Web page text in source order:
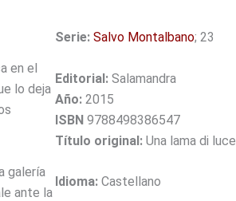
en el
lo deja
galería
ante la
Serie:Salvo Montalbano; 23
Editorial: Salamandra
Año: 2015
ISBN 9788498386547
Título original: Una lama di luce
Idioma: Castellano